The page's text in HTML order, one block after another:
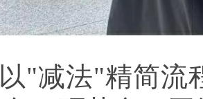
以"减法"精简流